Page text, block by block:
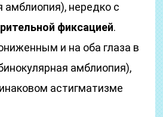
амблиопия), нередко с
фиксацией.
и на оба глаза в
амблиопия),
астигматизме